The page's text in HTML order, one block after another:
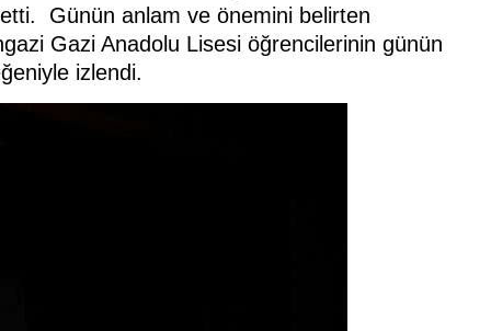
Günün anlam ve önemini belirten
Gazi Anadolu Lisesi öğrencilerinin günün
izlendi.